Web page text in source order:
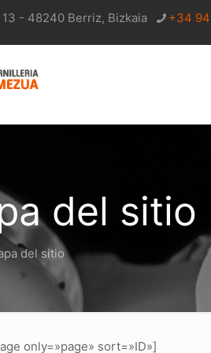
13 - 48240 Berriz, Bizkaia +34
del sitio
del sitio
only=»page» sort=»ID»]